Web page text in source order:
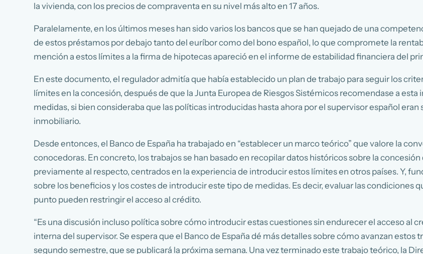
la vivienda, con los precios de compraventa en su nivel más alto en 17 años.
Paralelamente, en los últimos meses han sido varios los bancos que se han quejado de una
de estos préstamos por debajo tanto del euríbor como del bono español, lo que compromete la
mención a estos límites a la firma de hipotecas apareció en el informe de estabilidad financiera del
En este documento, el regulador admitía que había establecido un plan de trabajo para seguir los
límites en la concesión, después de que la Junta Europea de Riesgos Sistémicos recomendase a
medidas, si bien consideraba que las políticas introducidas hasta ahora por el supervisor español
inmobiliario.
Desde entonces, el Banco de España ha trabajado en “establecer un marco teórico” que valore la
conocedoras. En concreto, los trabajos se han basado en recopilar datos históricos sobre la
previamente al respecto, centrados en la experiencia de introducir estos límites en otros países. Y,
sobre los beneficios y los costes de introducir este tipo de medidas. Es decir, evaluar las condiciones
punto pueden restringir el acceso al crédito.
“Es una discusión incluso política sobre cómo introducir estas cuestiones sin endurecer el acceso al
interna del supervisor. Se espera que el Banco de España dé más detalles sobre cómo avanzan
segundo semestre, que se publicará la próxima semana. Una vez terminado este trabajo teórico, la